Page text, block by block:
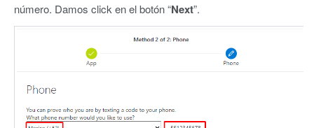
número. Damos click en el botón “Next”.